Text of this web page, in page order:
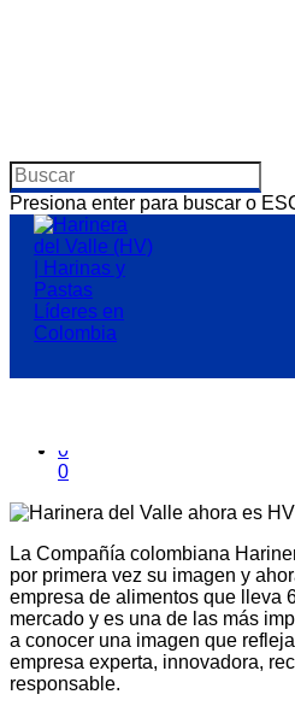
Presiona enter para buscar o
Harinera del
es HV
0
0
La Compañía colombiana
por primera vez su imagen y
empresa de alimentos que lleva
mercado y es una de las más
a conocer una imagen que
empresa experta, innovadora,
responsable.